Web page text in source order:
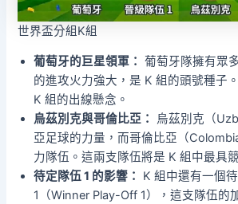
世界盃分組K組
葡萄牙的巨星領軍： 葡萄牙隊擁有眾
的進攻火力強大，是 K 組的頭號種子
K 組的出線懸念。
烏茲別克與哥倫比亞：
烏茲別克（
亞足球的力量，而哥倫比亞（
力隊伍。這兩支隊伍將是 K 組中最具
待定隊伍 1 的影響：
K 組中還有一個
1（Winner Play-Off 1），這支隊伍的